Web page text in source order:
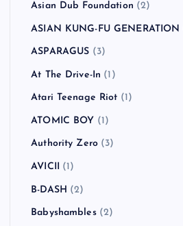
Asian Dub Foundation (2)
ASIAN KUNG-FU GENERATION
ASPARAGUS (3)
At The Drive-In (1)
Atari Teenage Riot (1)
ATOMIC BOY (1)
Authority Zero (3)
AVICII (1)
B-DASH (2)
Babyshambles(2)